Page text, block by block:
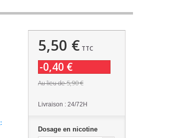
:
5,50 € TTC
-0,40 €
Au lieu de5,90 €
Livraison : 24/72H
Dosage en nicotine